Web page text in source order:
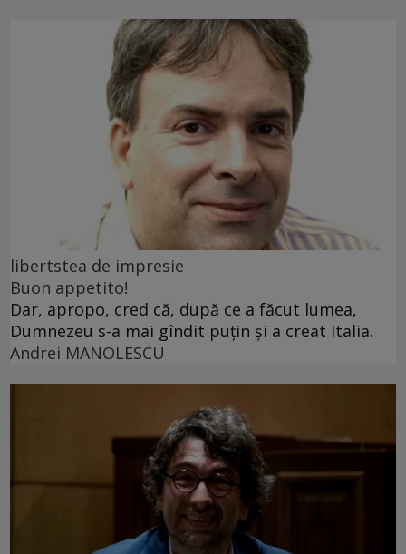
libertstea de impresie
Buon appetito!
Dar, apropo, cred că, după ce a făcut lumea,
Dumnezeu s-a mai gîndit puțin și a creat Italia.
Andrei MANOLESCU